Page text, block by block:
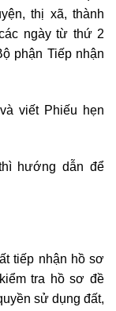
thị xã, thành
ngày từ thứ 2
phận Tiếp nhận
viết Phiếu hẹn
hướng dẫn để
tiếp nhận hồ sơ
tra hồ sơ đề
sử dụng đất,